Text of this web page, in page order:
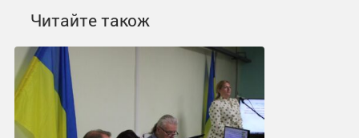
Читайте також